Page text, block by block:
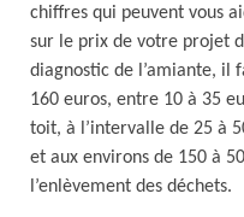
chiffres qui peuvent vous
sur le prix de votre projet
diagnostic de l’amiante, il
160 euros, entre 10 à 35
toit, à l’intervalle de 25 à
et aux environs de 150 à
l’enlèvement des déchets.